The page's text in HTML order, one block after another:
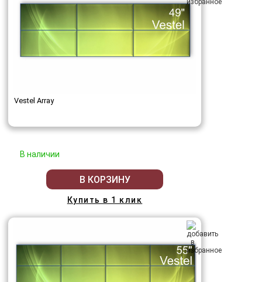
Vestel Array
В наличии
В КОРЗИНУ
Купить в 1 клик